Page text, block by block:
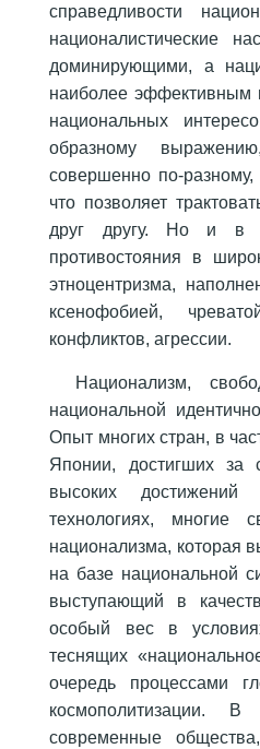
справедливости
националистические
доминирующими, а
наиболее эффективным
национальных
образному
совершенно по-
что позволяет
друг другу. Но и в
противостояния в
этноцентризма,
ксенофобией,
конфликтов, агрессии.
Национализм,
национальной
Опыт многих стран, в
Японии, достигших за
высоких
технологиях,
национализма, которая
на базе национальной
выступающий в
особый вес в
теснящих
очередь процессами
космополитизации.
современные